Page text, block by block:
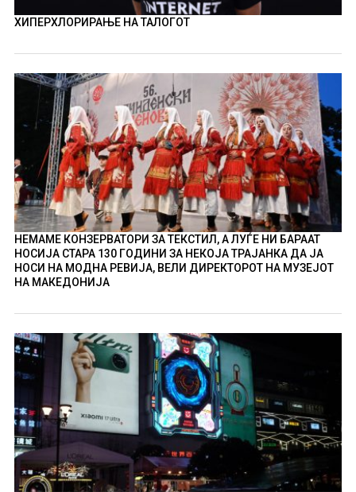
ХИПЕРХЛОРИРАЊЕ НА ТАЛОГОТ
НЕМАМЕ КОНЗЕРВАТОРИ ЗА ТЕКСТИЛ, А ЛУЃЕ НИ БАРААТ
НОСИЈА СТАРА 130 ГОДИНИ ЗА НЕКОЈА ТРАЈАНКА ДА ЈА
НОСИ НА МОДНА РЕВИЈА, ВЕЛИ ДИРЕКТОРОТ НА МУЗЕЈОТ
НА МАКЕДОНИЈА